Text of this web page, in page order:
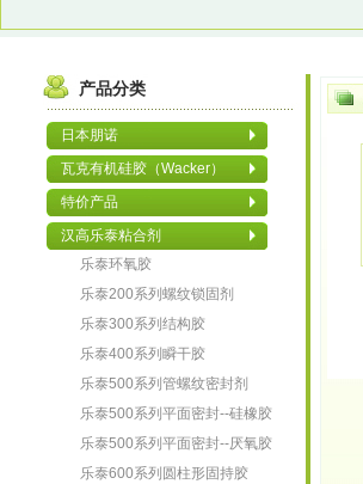
产品分类
日本朋诺
瓦克有机硅胶（Wacker）
特价产品
汉高乐泰粘合剂
乐泰环氧胶
乐泰200系列螺纹锁固剂
乐泰300系列结构胶
乐泰400系列瞬干胶
乐泰500系列管螺纹密封剂
乐泰500系列平面密封--硅橡胶
乐泰500系列平面密封--厌氧胶
乐泰600系列圆柱形固持胶